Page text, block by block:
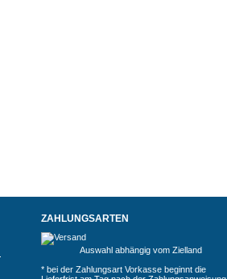
ZAHLUNGSARTEN
Auswahl abhängig vom Zielland
* bei der Zahlungsart Vorkasse beginnt die